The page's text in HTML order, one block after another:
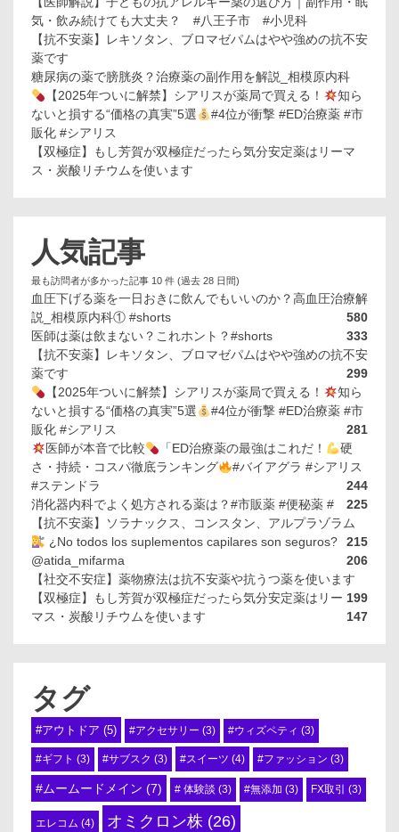
気・飲み続けても大丈夫？ #八王子市 #小児科
【抗不安薬】レキソタン、ブロマゼパムはやや強めの抗不安
薬です
糖尿病の薬で膀胱炎？治療薬の副作用を解説_相模原内科
【2025年ついに解禁】シアリスが薬局で買える！
知ら
ないと損する“価格の真実”5選
#4位が衝撃 #ED治療薬 #市
販化 #シアリス
【双極症】もし芳賀が双極症だったら気分安定薬はリーマ
ス・炭酸リチウムを使います
人気記事
最も訪問者が多かった記事 10 件 (過去 28 日間)
血圧下げる薬を一日おきに飲んでもいいのか？高血圧治療解
説_相模原内科① #shorts
580
医師は薬は飲まない？これホント？#shorts
333
【抗不安薬】レキソタン、ブロマゼパムはやや強めの抗不安
薬です
299
【2025年ついに解禁】シアリスが薬局で買える！
知ら
ないと損する“価格の真実”5選
#4位が衝撃 #ED治療薬 #市
販化 #シアリス
281
医師が本音で比較
「ED治療薬の最強はこれだ！
硬
さ・持続・コスパ徹底ランキング
#バイアグラ #シアリス
#ステンドラ
244
消化器内科でよく処方される薬は？#市販薬 #便秘薬 #
225
【抗不安薬】ソラナックス、コンスタン、アルプラゾラム
215
¿No todos los suplementos capilares son seguros?
@atida_mifarma
206
【社交不安症】薬物療法は抗不安薬や抗うつ薬を使います
199
【双極症】もし芳賀が双極症だったら気分安定薬はリー
マス・炭酸リチウムを使います
147
タグ
#アウトドア (5) #アクセサリー (3) #ウィズペティ (3)
#ギフト (3) #サブスク (3) #スイーツ (4) #ファッション (3)
#ムームードメイン (7) # 体験談 (3) #無添加 (3) FX取引 (3)
エレコム (4) オミクロン株 (26)